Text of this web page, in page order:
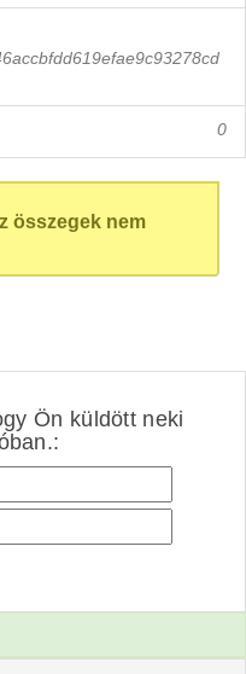
0
összegek nem
Ön küldött neki